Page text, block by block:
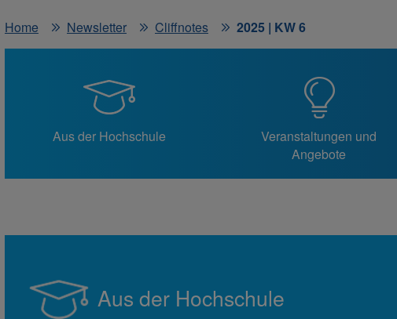
Home
Newsletter Cliffnotes 2025 | KW 6
Aus der Hochschule
Veranstaltungen und
Angebote
Aus der Hochschule